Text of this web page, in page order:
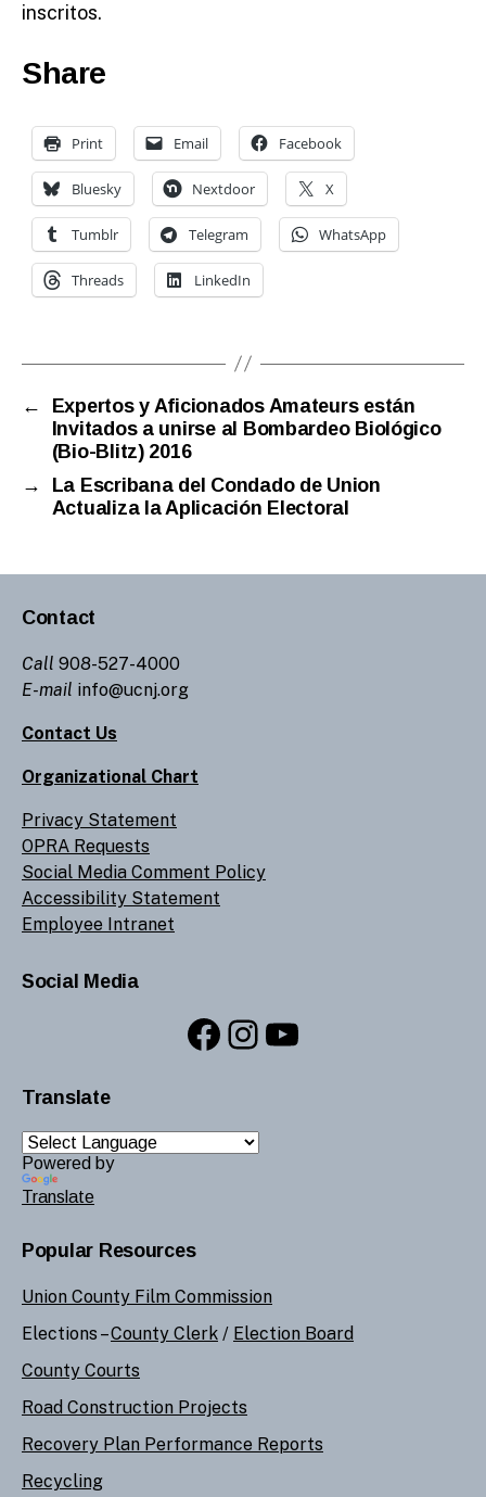
inscritos.
Share
Print Email Facebook
Bluesky Nextdoor X
Tumblr Telegram WhatsApp
Threads LinkedIn
←
Expertos y Aficionados Amateurs están
Invitados a unirse al Bombardeo Biológico
(Bio-Blitz) 2016
→
La Escribana del Condado de Union
Actualiza la Aplicación Electoral
Contact
Call 908-527-4000
E-mail info@ucnj.org
Contact Us
Organizational Chart
Privacy Statement
OPRA Requests
Social Media Comment Policy
Accessibility Statement
Employee Intranet
Social Media
Facebook
Instagram
YouTube
Translate
Powered by
Translate
Popular Resources
Union County Film Commission
Elections –County Clerk / Election Board
County Courts
Road Construction Projects
Recovery Plan Performance Reports
Recycling